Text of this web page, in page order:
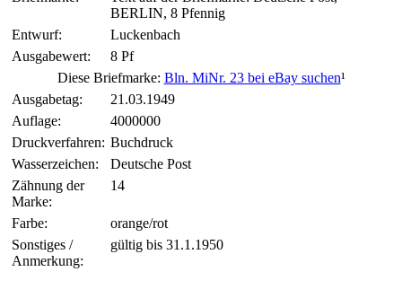
BERLIN, 8 Pfennig
Entwurf:
Luckenbach
Ausgabewert:
8 Pf
Diese Briefmarke: Bln. MiNr. 23 bei eBay suchen¹
Ausgabetag:
21.03.1949
Auflage:
4000000
Druckverfahren: Buchdruck
Wasserzeichen:
Deutsche Post
Zähnung der
Marke:
14
Farbe:
orange/rot
Sonstiges /
Anmerkung:
gültig bis 31.1.1950